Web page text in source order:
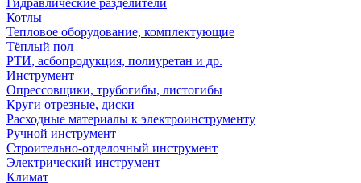
Гидравлические разделители
Котлы
Тепловое оборудование, комплектующие
Тёплый пол
РТИ, асбопродукция, полиуретан и др.
Инструмент
Опрессовщики, трубогибы, листогибы
Круги отрезные, диски
Расходные материалы к электроинструменту
Ручной инструмент
Строительно-отделочный инструмент
Электрический инструмент
Климат